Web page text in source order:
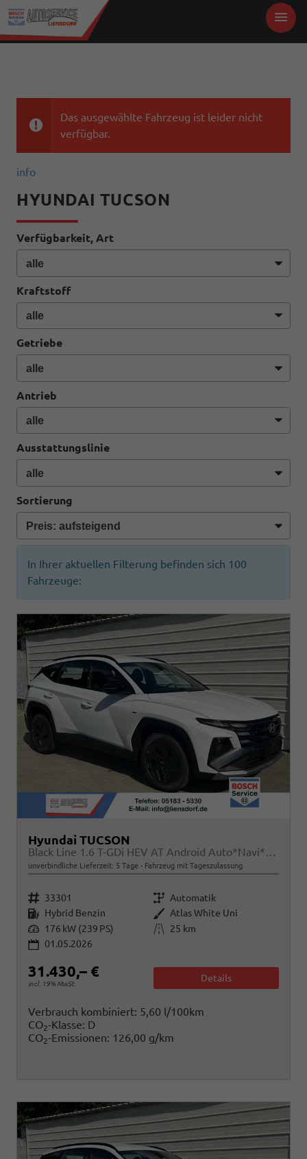
Das ausgewählte Fahrzeug ist leider nicht
verfügbar.
info
HYUNDAI TUCSON
Verfügbarkeit, Art
Kraftstoff
Getriebe
Antrieb
Ausstattungslinie
Sortierung
In Ihrer aktuellen Filterung befinden sich 100
Fahrzeuge:
Hyundai TUCSON
Black Line 1.6 T-GDi HEV AT Android Auto*Navi*SHZ*Kamera*2Z Klimaauto*
unverbindliche Lieferzeit: 5 Tage Fahrzeug mit Tageszulassung
Fahrzeugnr. 33301 Getriebe Automatik
Kraftstoff Hybrid Benzin Außenfarbe Atlas White Uni
Leistung 176 kW (239 PS) Kilometerstand
25 km
01.05.2026
31.430,– €
incl. 19% MwSt.
Details
Verbrauch kombiniert: 5,60 l/100km
CO2-Klasse: D
CO2-Emissionen: 126,00 g/km